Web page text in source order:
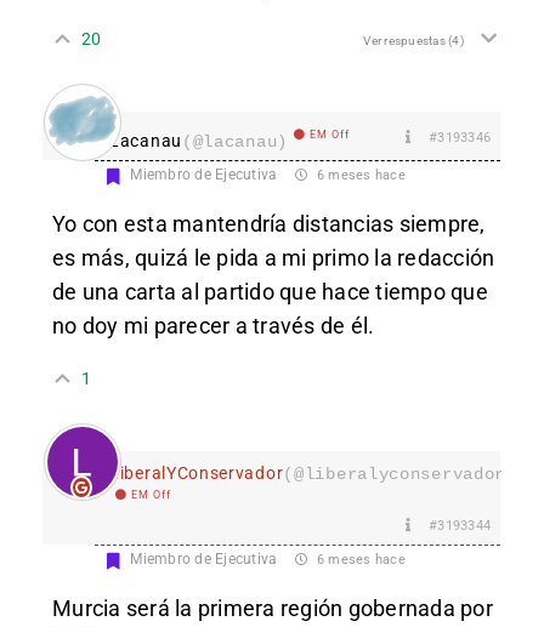
20 Ver respuestas(4)
Lacanau (@lacanau) EM Off #3193346
Miembro de Ejecutiva 6 meses hace
Yo con esta mantendría distancias siempre,
es más, quizá le pida a mi primo la redacción
de una carta al partido que hace tiempo que
no doy mi parecer a través de él.
1
LiberalYConservador
EM Off
#3193344
Miembro de Ejecutiva 6 meses hace
Murcia será la primera región gobernada por